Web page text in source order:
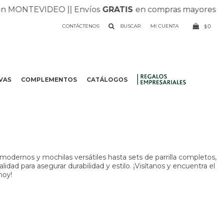
|| EnvíosGRATISen compras mayores a
COMPLEMENTOS CATÁLOGOS
CONTÁCTENOS $0
y mochilas versátiles hasta sets de parrilla completos,
para asegurar durabilidad y estilo. ¡Visítanos y encuentra el